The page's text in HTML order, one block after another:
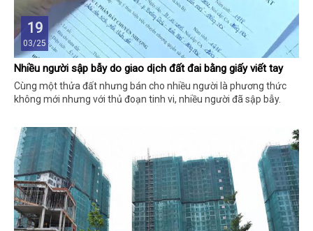
19
03/25
Nhiều người sập bẫy do giao dịch đất đai bằng giấy viết tay
Cùng một thửa đất nhưng bán cho nhiều người là phương thức
không mới nhưng với thủ đoạn tinh vi, nhiều người đã sập bẫy.